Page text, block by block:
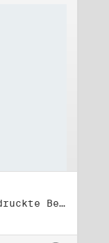
Titel: Manuskripte und gedruckte Belege (1)